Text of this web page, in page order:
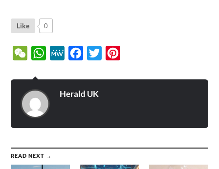
Like 0
WeChatWhatsApp
MeWe Facebook
Twitter
Herald UK
READ NEXT →